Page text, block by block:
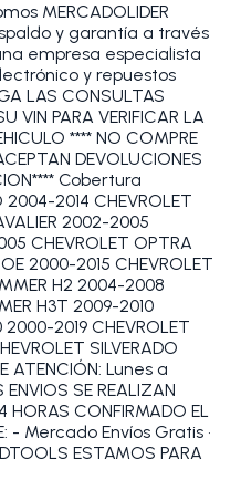
MERCADOLIDER
y garantía a través
empresa especialista
y repuestos
LAS CONSULTAS
VIN PARA VERIFICAR LA
**** NO COMPRE
DEVOLUCIONES
Cobertura
2014 CHEVROLET
2002-2005
CHEVROLET OPTRA
2000-2015 CHEVROLET
H2 2004-2008
H3T 2009-2010
2000-2019 CHEVROLET
SILVERADO
ATENCIÓN: Lunes a
SE REALIZAN
HORAS CONFIRMADO EL
- Mercado Envíos Gratis •
ESTAMOS PARA